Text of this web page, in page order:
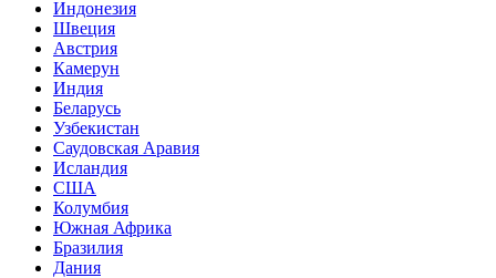
Индонезия
Швеция
Австрия
Камерун
Индия
Беларусь
Узбекистан
Саудовская Аравия
Исландия
США
Колумбия
Южная Африка
Бразилия
Дания